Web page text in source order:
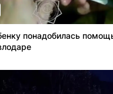
понадобилась